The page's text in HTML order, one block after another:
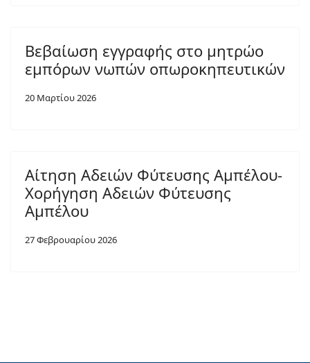
Βεβαίωση εγγραφής στο μητρώο
εμπόρων νωπών οπωροκηπευτικών
20 Μαρτίου 2026
Αίτηση Αδειών Φύτευσης Αμπέλου-
Χορήγηση Αδειών Φύτευσης
Αμπέλου
27 Φεβρουαρίου 2026